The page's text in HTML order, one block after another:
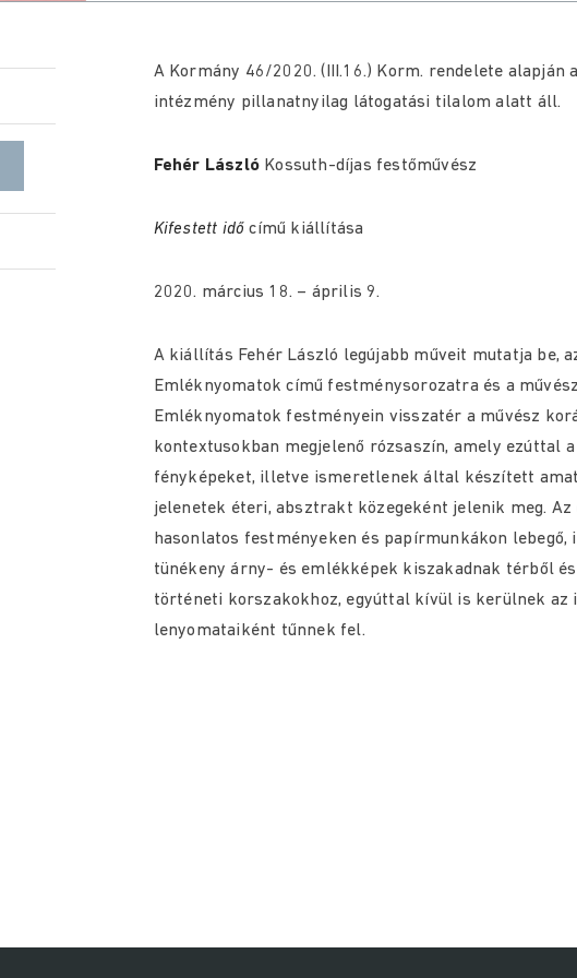
A Kormány 46/2020. (III.16.) Korm. rendelete alapján
intézmény pillanatnyilag látogatási tilalom alatt áll.
Fehér László Kossuth-díjas festőművész
Kifestett idő című kiállítása
2020. március 18. – április 9.
A kiállítás Fehér László legújabb műveit mutatja be,
Emléknyomatok című festménysorozatra és a
Emléknyomatok festményein visszatér a művész
kontextusokban megjelenő rózsaszín, amely ezúttal
fényképeket, illetve ismeretlenek által készített
jelenetek éteri, absztrakt közegeként jelenik meg.
hasonlatos festményeken és papírmunkákon
tünékeny árny- és emlékképek kiszakadnak térből
történeti korszakokhoz, egyúttal kívül is kerülnek az
lenyomataiként tűnnek fel.